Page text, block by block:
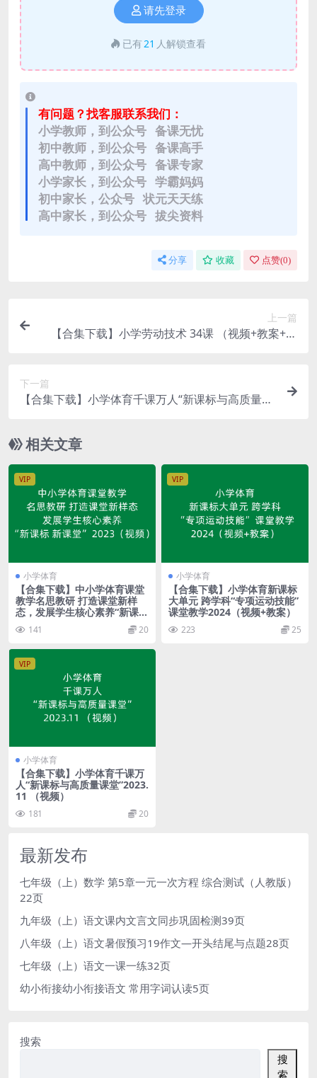
请先登录
已有21 人解锁查看
有问题？找客服联系我们：
小学教师，到公众号 备课无忧
初中教师，到公众号 备课高手
高中教师，到公众号 备课专家
小学家长，到公众号 学霸妈妈
初中家长，公众号 状元天天练
高中家长，到公众号 拔尖资料
分享 收藏 点赞(0)
上一篇
【合集下载】小学劳动技术 34课 （视频+教案+课
下一篇
【合集下载】小学体育千课万人“新课标与高质量课
相关文章
VIP
小学体育
【合集下载】中小学体育课堂
教学名思教研 打造课堂新样
态，发展学生核心素养“新课标
141 20
VIP
小学体育
【合集下载】小学体育新课标
大单元 跨学科“专项运动技能”
课堂教学2024（视频+教案）
223 25
VIP
小学体育
【合集下载】小学体育千课万
人“新课标与高质量课堂”2023.
11 （视频）
181 20
最新发布
七年级（上）数学 第5章一元一次方程 综合测试（人教版）
22页
九年级（上）语文课内文言文同步巩固检测39页
八年级（上）语文暑假预习19作文—开头结尾与点题28页
七年级（上）语文一课一练32页
幼小衔接幼小衔接语文 常用字词认读5页
搜索
搜
索